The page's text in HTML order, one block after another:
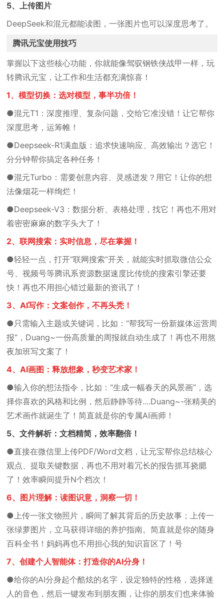
5、上传图片
DeepSeek和混元都能读图，一张图片也可以深度思考了。
腾讯元宝使用技巧
掌握以下这些核心功能，你就能像驾驭钢铁侠战甲一样，玩
转腾讯元宝，让工作和生活都充满惊喜！
1、模型切换：选对模型，事半功倍！
●混元T1：深度推理、复杂问题，交给它准没错！让它帮你
深度思考，运筹帷！
●Deepseek-R1满血版：追求快速响应、高效输出？选它！
分分钟帮你搞定各种任务！
●混元Turbo：需要创意内容、灵感迸发？用它！让你的想
法像烟花一样绚烂！
●Deepseek-V3：数据分析、表格处理，找它！再也不用对
着密密麻麻的数字头大了！
2、联网搜索：实时信息，尽在掌握！
●轻轻一点，打开“联网搜索“开关，就能实时抓取微信公众
号、视频号等腾讯系资源数据速度比传统的搜索引擎还要
快！再也不用担心错过最新的资讯了！
3、AI写作：文案创作，不再头秃！
●只需输入主题或关键词，比如：“帮我写一份新媒体运营周
报”，Duang~一份高质量的周报就自动生成了！再也不用熬
夜加班写文案了！
4、AI画图：释放想象，秒变艺术家！
●输入你的想法指令，比如：“生成一幅春天的风景画”，选
择你喜欢的风格和比例，然后静静等待....Duang~-张精美的
艺术画作就诞生了！简直就是你的专属AI画师！
5、文件解析：文档精简，效率翻倍！
●直接在微信里上传PDF/Word文档，让元宝帮你总结核心
观点、提取关键数据，再也不用对着冗长的报告抓耳挠腮
了！效率瞬间提升N个档次！
6、图片理解：读图识意，洞察一切！
●上传一张文物照片，瞬间了解其背后的历史故事；上传一
张绿萝图片，立马获得详细的养护指南。简直就是你的随身
百科全书！妈妈再也不用担心我的知识盲区了！号
7、创建个人智能体：打造你的AI分身！
●给你的AI分身起个酷炫的名字，设定独特的性格，选择迷
人的音色，然后一键发布到朋友圈，让你的朋友们也来体验